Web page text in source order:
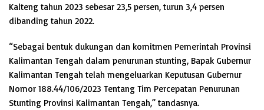
Kalteng tahun 2023 sebesar 23,5 persen, turun 3,4 persen
dibanding tahun 2022.
“Sebagai bentuk dukungan dan komitmen Pemerintah Provinsi
Kalimantan Tengah dalam penurunan stunting, Bapak Gubernur
Kalimantan Tengah telah mengeluarkan Keputusan Gubernur
Nomor 188.44/106/2023 Tentang Tim Percepatan Penurunan
Stunting Provinsi Kalimantan Tengah,” tandasnya.